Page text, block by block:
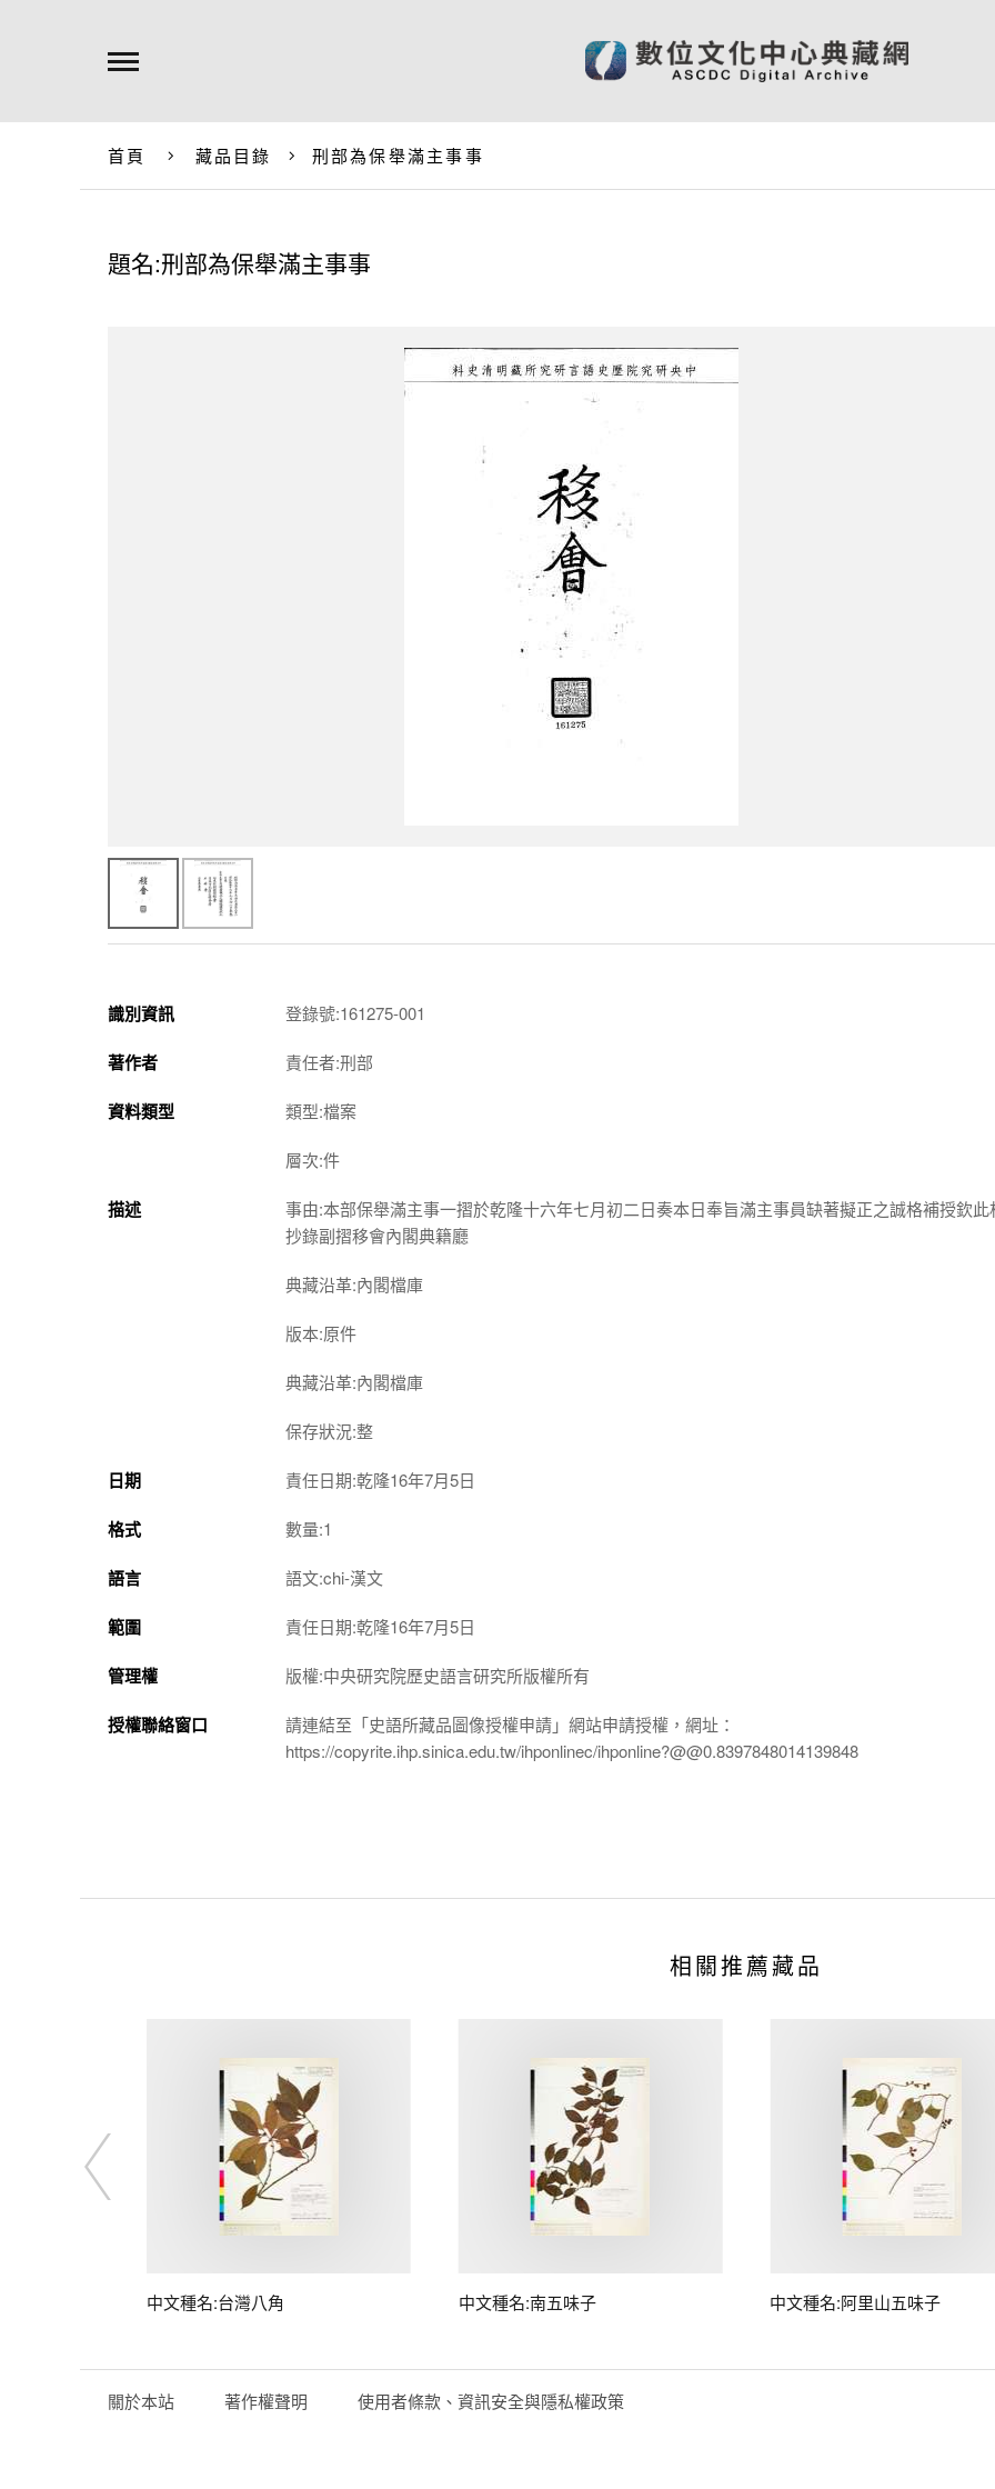
首頁 藏品目錄 刑部為保舉滿主事事
題名:刑部為保舉滿主事事
識別資訊 登錄號:161275-001
著作者 責任者:刑部
資料類型 類型:檔案
層次:件
描述
事由:本部保舉滿主事一摺於乾隆十六年七月初二日奏本日奉旨滿主事員缺著擬正之誠格補授欽此
抄錄副摺移會內閣典籍廳
典藏沿革:內閣檔庫
版本:原件
典藏沿革:內閣檔庫
保存狀況:整
日期 責任日期:乾隆16年7月5日
格式 數量:1
語言 語文:chi-漢文
範圍 責任日期:乾隆16年7月5日
管理權 版權:中央研究院歷史語言研究所版權所有
授權聯絡窗口
請連結至「史語所藏品圖像授權申請」網站申請授權，網址：
https://copyrite.ihp.sinica.edu.tw/ihponlinec/ihponline?@@0.8397848014139848
相關推薦藏品
中文種名:台灣八角 中文種名:南五味子 中文種名:阿里山五味子
關於本站 著作權聲明 使用者條款、資訊安全與隱私權政策